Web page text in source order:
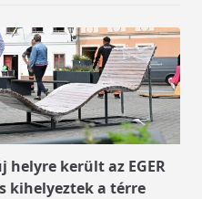
került az EGER
kihelyeztek a térre